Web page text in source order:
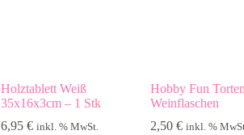
Holztablett Weiß
35x16x3cm – 1 Stk
6,95 € inkl. % MwSt.
Hobby Fun
Weinflaschen
2,50 € inkl. %